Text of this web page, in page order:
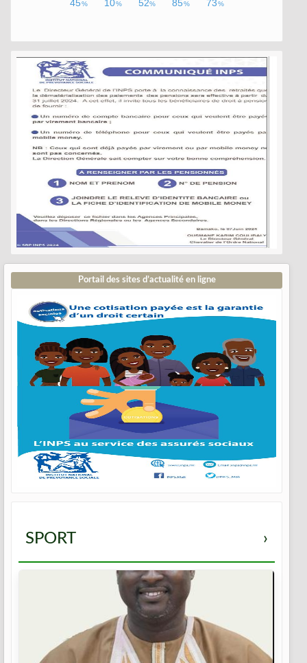
Portail des sites d’actualité en ligne
SPORT ›